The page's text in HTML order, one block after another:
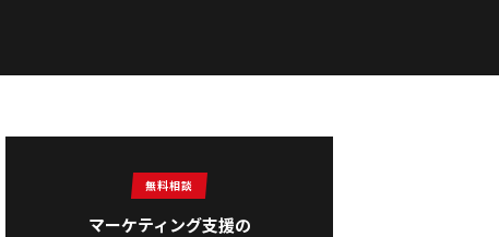
無料相談
マーケティング支援の